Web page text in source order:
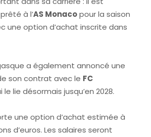
à l’AS Monacopour la saison
une option d’achat inscrite dans
a également annoncé une
son contrat avec le FC
le lie désormais jusqu’en 2028.
une option d’achat estimée à
d’euros. Les salaires seront